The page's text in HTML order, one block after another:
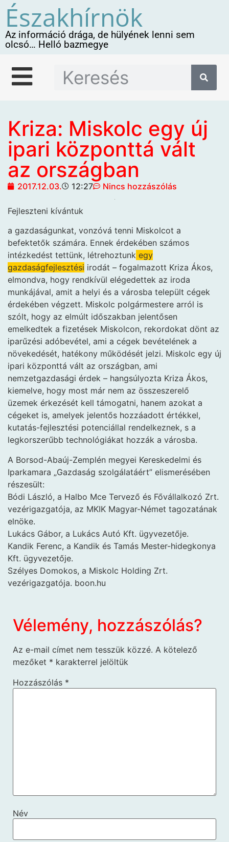
Északhírnök
Az információ drága, de hülyének lenni sem
olcsó… Helló bazmegye
Kriza: Miskolc egy új
ipari központtá vált
az országban
2017.12.03. 12:27 Nincs hozzászólás
Fejleszteni kívántuk
a gazdaságunkat, vonzóvá tenni Miskolcot a
befektetők számára. Ennek érdekében számos
intézkedést tettünk, létrehoztunk egy
gazdaságfejlesztési irodát – fogalmazott Kriza Ákos,
elmondva, hogy rendkívül elégedettek az iroda
munkájával, amit a helyi és a városba települt cégek
érdekében végzett. Miskolc polgármestere arról is
szólt, hogy az elmúlt időszakban jelentősen
emelkedtek a fizetések Miskolcon, rekordokat dönt az
iparűzési adóbevétel, ami a cégek bevételének a
növekedését, hatékony működését jelzi. Miskolc egy új
ipari központtá vált az országban, ami
nemzetgazdasági érdek – hangsúlyozta Kriza Ákos,
kiemelve, hogy most már nem az összeszerelő
üzemek érkezését kell támogatni, hanem azokat a
cégeket is, amelyek jelentős hozzáadott értékkel,
kutatás-fejlesztési potenciállal rendelkeznek, s a
legkorszerűbb technológiákat hozzák a városba.
A Borsod-Abaúj-Zemplén megyei Kereskedelmi és
Iparkamara „Gazdaság szolgálatáért” elismerésében
részesült:
Bódi László, a Halbo Mce Tervező és Fővállalkozó Zrt.
vezérigazgatója, az MKIK Magyar-Német tagozatának
elnöke.
Lukács Gábor, a Lukács Autó Kft. ügyvezetője.
Kandik Ferenc, a Kandik és Tamás Mester-hidegkonya
Kft. ügyvezetője.
Szélyes Domokos, a Miskolc Holding Zrt.
vezérigazgatója. boon.hu
Vélemény, hozzászólás?
Az e-mail címet nem tesszük közzé. A kötelező
mezőket * karakterrel jelöltük
Hozzászólás *
Név